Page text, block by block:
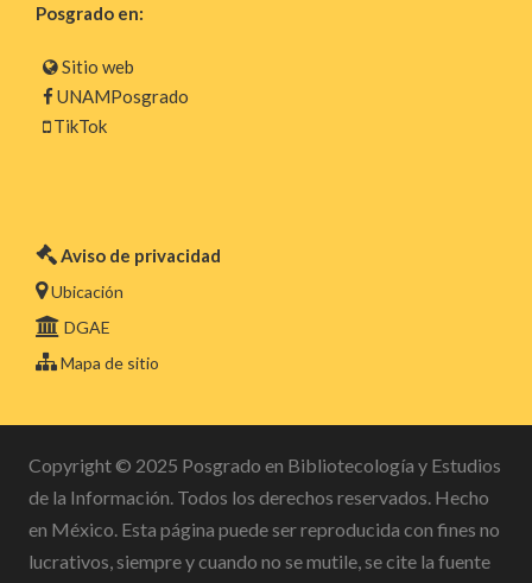
Posgrado en:
Sitio web
UNAMPosgrado
TikTok
Aviso de privacidad
Ubicación
DGAE
Mapa de sitio
Copyright © 2025 Posgrado en Bibliotecología y Estudios
de la Información. Todos los derechos reservados. Hecho
en México. Esta página puede ser reproducida con fines no
lucrativos, siempre y cuando no se mutile, se cite la fuente